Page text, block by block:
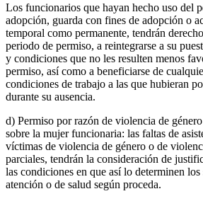
Los funcionarios que hayan hecho uso del
adopción, guarda con fines de adopción o
temporal como permanente, tendrán
periodo de permiso, a reintegrarse a su
y condiciones que no les resulten menos
permiso, así como a beneficiarse de
condiciones de trabajo a las que hubieran
durante su ausencia.
d) Permiso por razón de violencia de
sobre la mujer funcionaria: las faltas de
víctimas de violencia de género o de
parciales, tendrán la consideración de
las condiciones en que así lo determinen
atención o de salud según proceda.